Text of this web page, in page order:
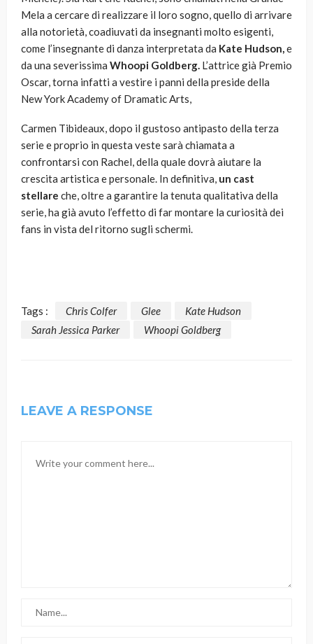
Mela a cercare di realizzare il loro sogno, quello di arrivare
alla notorietà, coadiuvati da insegnanti molto esigenti,
come l’insegnante di danza interpretata da Kate Hudson,e
da una severissima Whoopi Goldberg. L’attrice già Premio
Oscar, torna infatti a vestire i panni della preside della
New York Academy of Dramatic Arts,
Carmen Tibideaux, dopo il gustoso antipasto della terza
serie e proprio in questa veste sarà chiamata a
confrontarsi con Rachel, della quale dovrà aiutare la
crescita artistica e personale. In definitiva, un cast
stellare che, oltre a garantire la tenuta qualitativa della
serie, ha già avuto l’effetto di far montare la curiosità dei
fans in vista del ritorno sugli schermi.
Tags : Chris Colfer Glee
Kate Hudson
Sarah Jessica Parker
Whoopi Goldberg
LEAVE A RESPONSE